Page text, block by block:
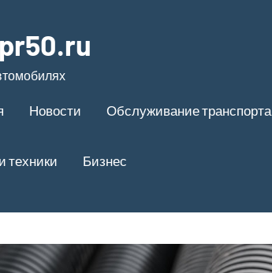
Новости Обслуживание транспорта
техники Бизнес